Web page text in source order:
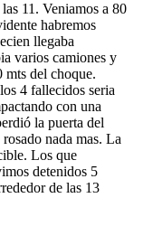
11. Veniamos a 80
habremos
llegaba
varios camiones y
mts del choque.
4 fallecidos seria
con una
la puerta del
nada mas. La
Los que
detenidos 5
de las 13